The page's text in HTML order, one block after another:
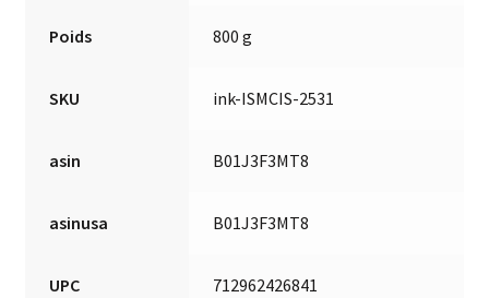
Poids 800 g
SKU ink-ISMCIS-2531
asin B01J3F3MT8
asinusa B01J3F3MT8
UPC 712962426841